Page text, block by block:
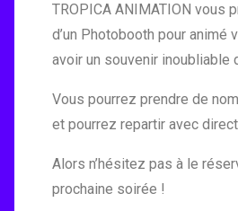
TROPICA ANIMATION vous
d’un Photobooth pour animé
avoir un souvenir inoubliable
Vous pourrez prendre de
et pourrez repartir avec
Alors n’hésitez pas à le
prochaine soirée !